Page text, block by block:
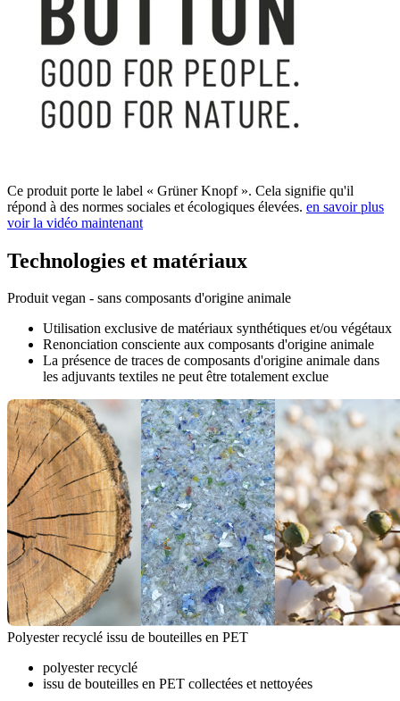
Ce produit porte le label « Grüner Knopf ». Cela signifie qu'il
répond à des normes sociales et écologiques élevées. en savoir plus
voir la vidéo maintenant
Technologies et matériaux
Produit vegan - sans composants d'origine animale
Utilisation exclusive de matériaux synthétiques et/ou végétaux
Renonciation consciente aux composants d'origine animale
La présence de traces de composants d'origine animale dans
les adjuvants textiles ne peut être totalement exclue
Polyester recyclé issu de bouteilles en PET
polyester recyclé
issu de bouteilles en PET collectées et nettoyées